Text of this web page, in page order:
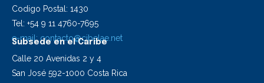
Codigo Postal: 1430
Tel: +54 9 11 4760-7695
e-mail: contacto@cibelae.net
Subsede en el Caribe
Calle 20 Avenidas 2 y 4
San José 592-1000 Costa Rica